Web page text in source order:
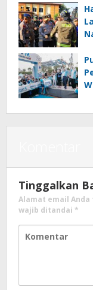
Tinggalkan
Alamat email
wajib ditandai *